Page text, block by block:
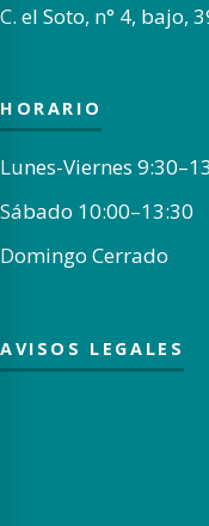
C. el Soto, n° 4, bajo,
HORARIO
Lunes-Viernes
Sábado 10:00–13:30
Domingo Cerrado
AVISOS LEGALES